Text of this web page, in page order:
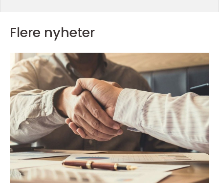
Flere nyheter